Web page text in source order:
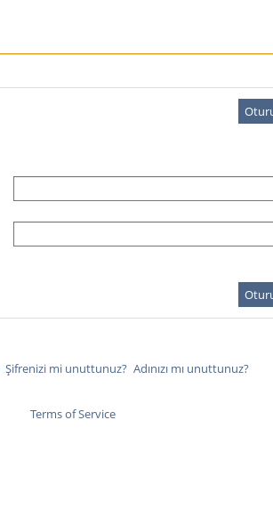
Şifrenizi mi unuttunuz? Adınızı mı unuttunuz?
Terms of Service